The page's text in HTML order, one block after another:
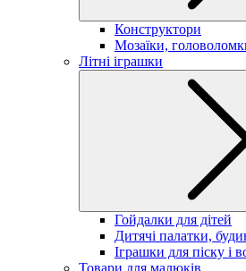
Конструктори
Мозаїки,
Літні іграшки
Гойдалки для дітей
Дитячі палатки,
Іграшки для піску і
Товари для малюків